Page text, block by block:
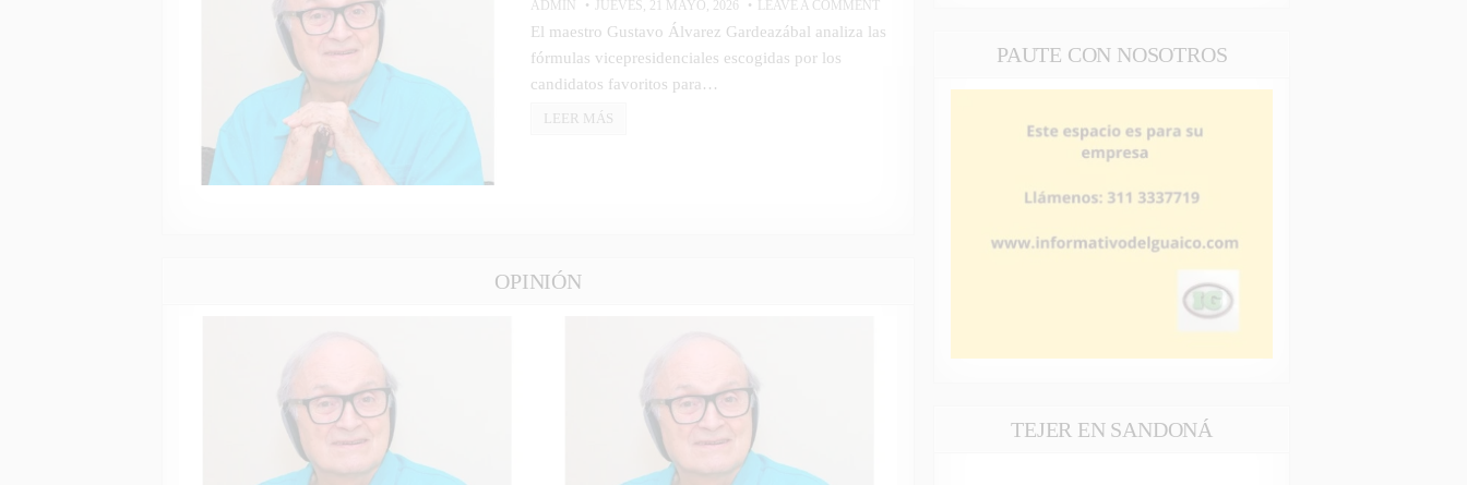
ADMIN JUEVES, 21 MAYO, 2026 LEAVE A COMMENT
El maestro Gustavo Álvarez Gardeazábal analiza las
fórmulas vicepresidenciales escogidas por los
candidatos favoritos para…
LEER MÁS
OPINIÓN
flecha
arriba/abajo
aumentar
disminuir
volumen.
PAUTE CON NOSOTROS
TEJER EN SANDONÁ